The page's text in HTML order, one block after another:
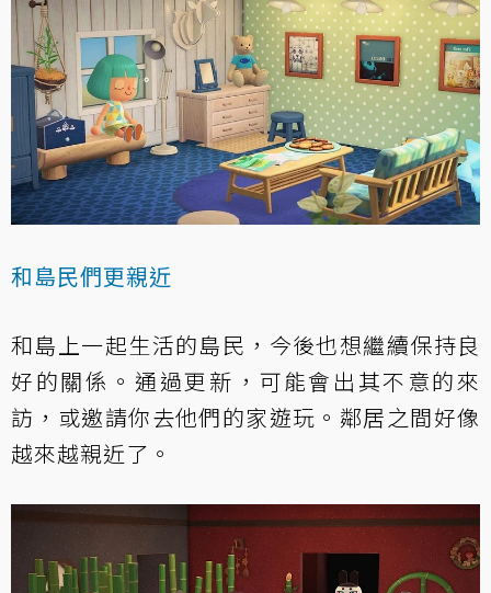
和島民們更親近
和島上一起生活的島民，今後也想繼續保持良
好的關係。通過更新，可能會出其不意的來
訪，或邀請你去他們的家遊玩。鄰居之間好像
越來越親近了。